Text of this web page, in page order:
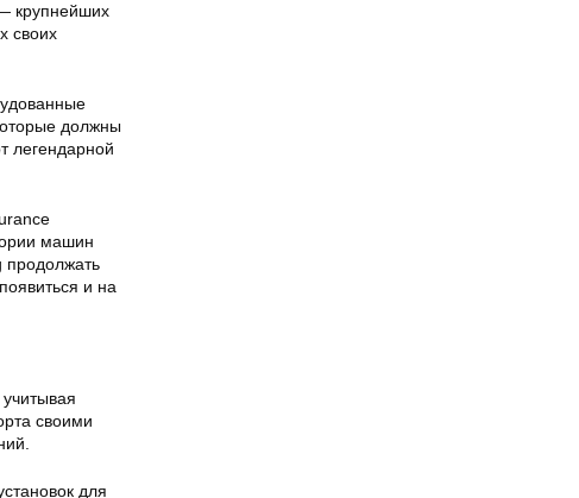
крупнейших
своих
должны
легендарной
машин
продолжать
и на
своими
для